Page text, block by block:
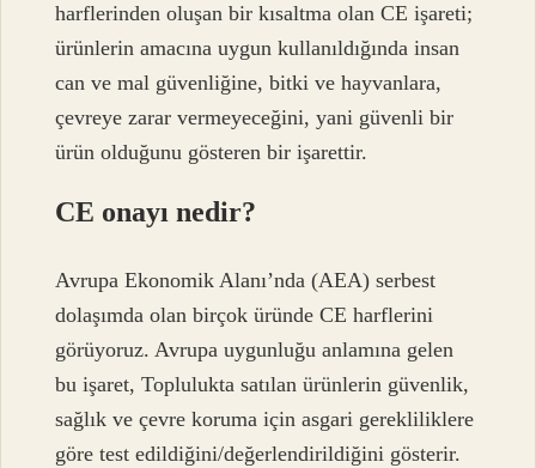
harflerinden oluşan bir kısaltma olan CE işareti;
ürünlerin amacına uygun kullanıldığında insan
can ve mal güvenliğine, bitki ve hayvanlara,
çevreye zarar vermeyeceğini, yani güvenli bir
ürün olduğunu gösteren bir işarettir.
CE onayı nedir?
Avrupa Ekonomik Alanı’nda (AEA) serbest
dolaşımda olan birçok üründe CE harflerini
görüyoruz. Avrupa uygunluğu anlamına gelen
bu işaret, Toplulukta satılan ürünlerin güvenlik,
sağlık ve çevre koruma için asgari gerekliliklere
göre test edildiğini/değerlendirildiğini gösterir.